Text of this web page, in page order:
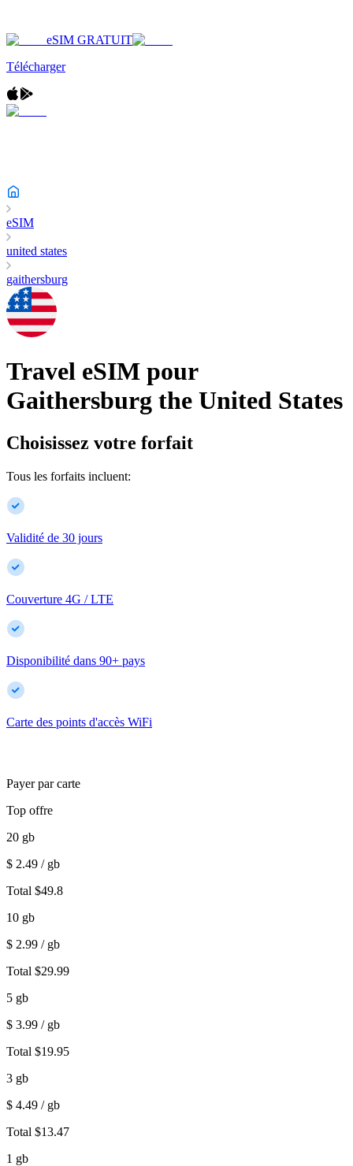
eSIM GRATUIT
Télécharger
eSIM
united states
gaithersburg
Travel eSIM pour
Gaithersburg the United States
Choisissez votre forfait
Tous les forfaits incluent:
Validité de 30 jours
Couverture 4G / LTE
Disponibilité dans 90+ pays
Carte des points d'accès WiFi
Payer par carte
Top offre
20 gb
$ 2.49 / gb
Total $49.8
10 gb
$ 2.99 / gb
Total $29.99
5 gb
$ 3.99 / gb
Total $19.95
3 gb
$ 4.49 / gb
Total $13.47
1 gb